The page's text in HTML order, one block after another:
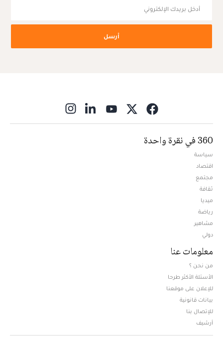
أرسل
360 في نقرة واحدة
سياسة
اقتصاد
مجتمع
ثقافة
ميديا
رياضة
مشاهير
دولي
معلومات عنا
من نحن ؟
الأسئلة الأكثر طرحا
للإعلان على موقعنا
بيانات قانونية
للإتصال بنا
أرشيف